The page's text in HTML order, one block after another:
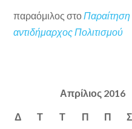
παραόμιλος στο
αντιδήμαρχος Πολιτισμού
Απρίλιος 2016
Δ Τ Τ Π Π Σ